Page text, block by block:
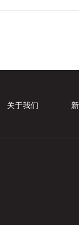
关于我们